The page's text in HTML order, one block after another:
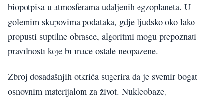
biopotpisa u atmosferama udaljenih egzoplaneta. U
golemim skupovima podataka, gdje ljudsko oko lako
propusti suptilne obrasce, algoritmi mogu prepoznati
pravilnosti koje bi inače ostale neopažene.
Zbroj dosadašnjih otkrića sugerira da je svemir bogat
osnovnim materijalom za život. Nukleobaze,